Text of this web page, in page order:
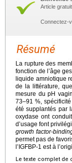
Article gratuit.
Connectez-
Résumé
La rupture des
fonction de l’âge
liquide amniotique
de la littérature,
mesure du pH
73–91 %,
été supplantés par
oxydase ont
d’usage font
growth factor-
permet pas de
l’IGFBP-1 est à
Le texte complet de